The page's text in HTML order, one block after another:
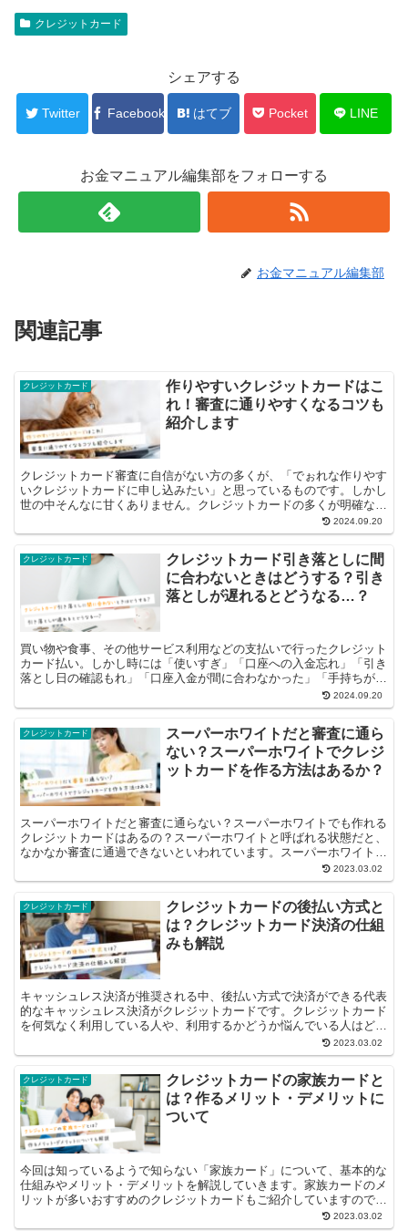
クレジットカード
シェアする
Twitter Facebook はてブ Pocket LINE
お金マニュアル編集部をフォローする
お金マニュアル編集部
関連記事
クレジットカード
作りやすいクレジットカードはこ
れ！審査に通りやすくなるコツも
紹介します
クレジットカード審査に自信がない方の多くが、「でぉれな作りやす
いクレジットカードに申し込みたい」と思っているものです。しかし
世の中そんなに甘くありません。クレジットカードの多くが明確な審
2024.09.20
クレジットカード
クレジットカード引き落としに間
に合わないときはどうする？引き
落としが遅れるとどうなる…？
買い物や食事、その他サービス利用などの支払いで行ったクレジット
カード払い。しかし時には「使いすぎ」「口座への入金忘れ」「引き
落とし日の確認もれ」「口座入金が間に合わなかった」「手持ちが足
2024.09.20
クレジットカード
スーパーホワイトだと審査に通ら
ない？スーパーホワイトでクレジ
ットカードを作る方法はあるか？
スーパーホワイトだと審査に通らない？スーパーホワイトでも作れる
クレジットカードはあるの？スーパーホワイトと呼ばれる状態だと、
なかなか審査に通過できないといわれています。スーパーホワイトと
2023.03.02
クレジットカード
クレジットカードの後払い方式と
は？クレジットカード決済の仕組
みも解説
キャッシュレス決済が推奨される中、後払い方式で決済ができる代表
的なキャッシュレス決済がクレジットカードです。クレジットカード
を何気なく利用している人や、利用するかどうか悩んでいる人はどの
2023.03.02
クレジットカード
クレジットカードの家族カードと
は？作るメリット・デメリットに
ついて
今回は知っているようで知らない「家族カード」について、基本的な
仕組みやメリット・デメリットを解説していきます。家族カードのメ
リットが多いおすすめのクレジットカードもご紹介していますので、
2023.03.02